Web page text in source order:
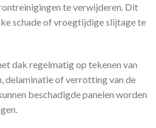
te verwijderen. Dit
schade of vroegtijdige slijtage te
dak regelmatig op tekenen van
delaminatie of verrotting van de
beschadigde panelen worden